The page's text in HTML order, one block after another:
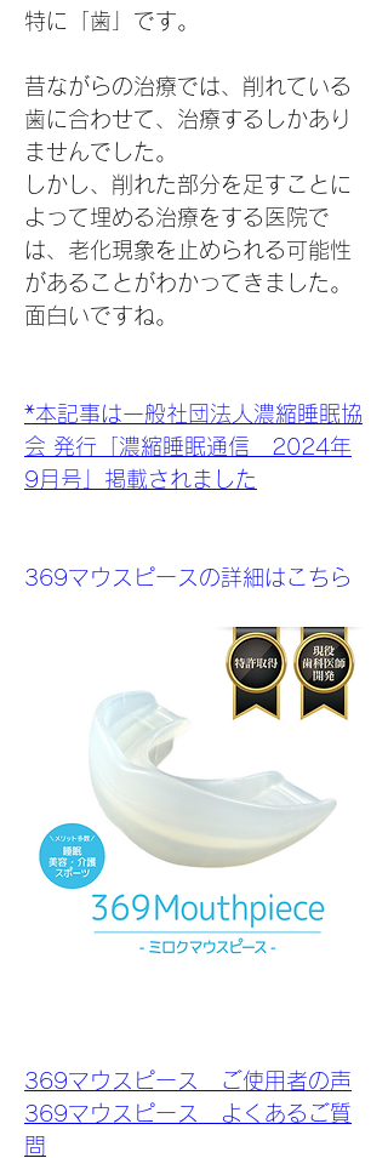
特に「歯」です。
昔ながらの治療では、削れている
歯に合わせて、治療するしかあり
ませんでした。
しかし、削れた部分を足すことに
よって埋める治療をする医院で
は、老化現象を止められる可能性
があることがわかってきました。
面白いですね。
*本記事は一般社団法人濃縮睡眠協
会 発行「濃縮睡眠通信　2024年
9月号」掲載されました
369マウスピースの詳細はこちら
369マウスピース　ご使用者の声
369マウスピース　よくあるご質
問